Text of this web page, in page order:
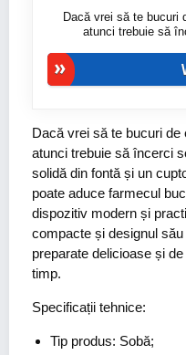
Dacă vrei să te bucuri
atunci trebuie să
Dacă vrei să te bucuri de
atunci trebuie să încerci
solidă din fontă și un
poate aduce farmecul
dispozitiv modern și
compacte și designul
preparate delicioase și
timp.
Specificații tehnice:
Tip produs: Sobă;